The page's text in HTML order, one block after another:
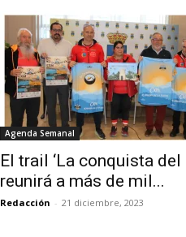
Agenda Semanal
El trail ‘La conquista del
reunirá a más de mil...
Redacción - 21 diciembre, 2023